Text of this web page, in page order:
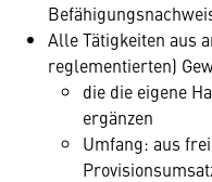
Alle Tätigkeiten aus
reglementierten)
die die eigene
ergänzen
Umfang: aus